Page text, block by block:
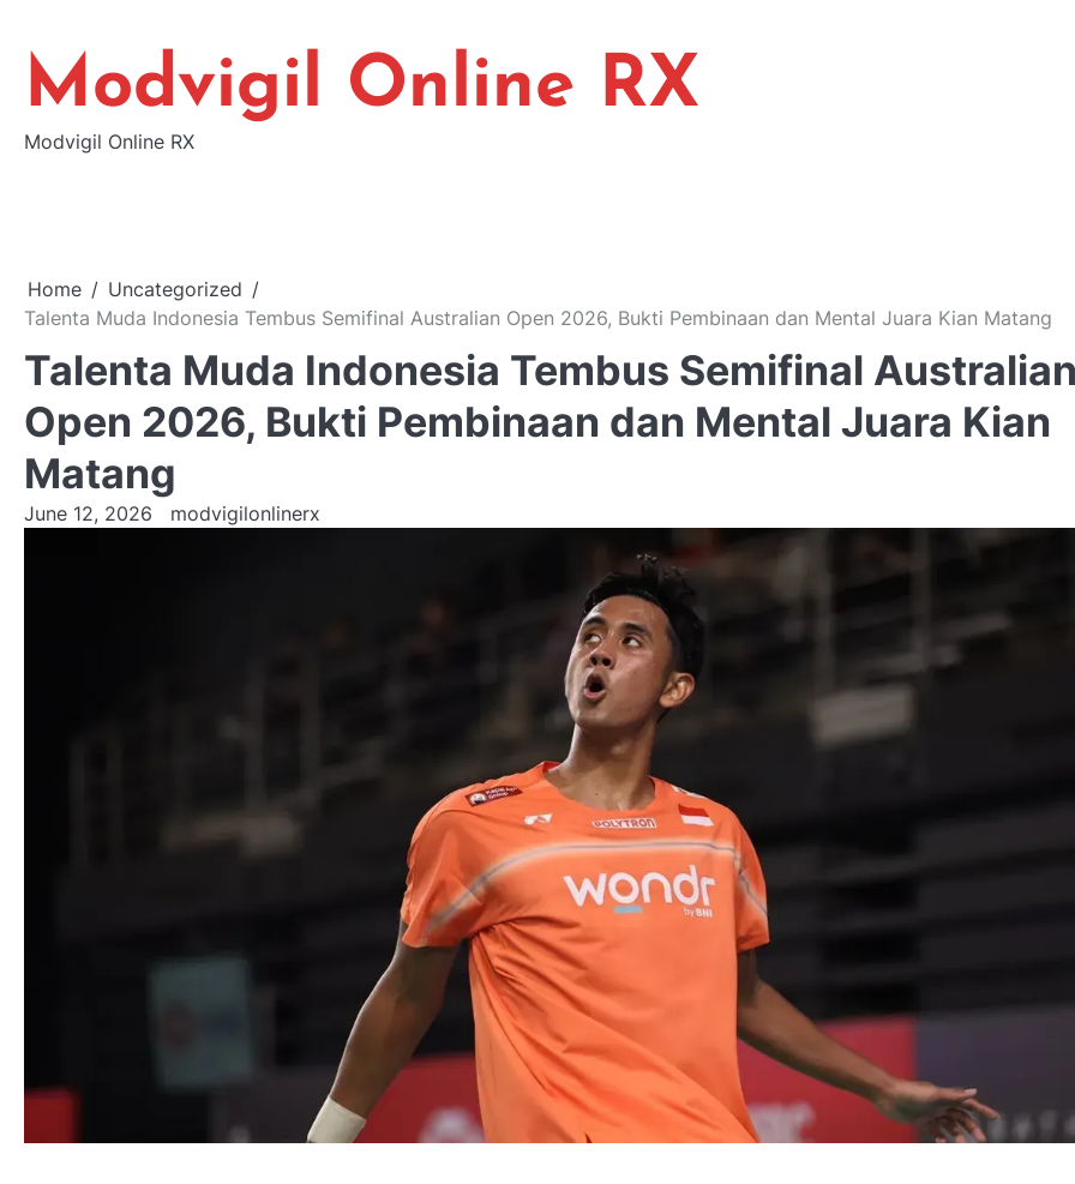
content
Modvigil Online RX
Modvigil Online RX
Home
Uncategorized
Talenta Muda Indonesia Tembus Semifinal Australian Open 2026, Bukti Pembinaan dan Mental Juara Kian Matang
Talenta Muda Indonesia Tembus Semifinal Australian
Open 2026, Bukti Pembinaan dan Mental Juara Kian
Matang
June 12, 2026 modvigilonlinerx